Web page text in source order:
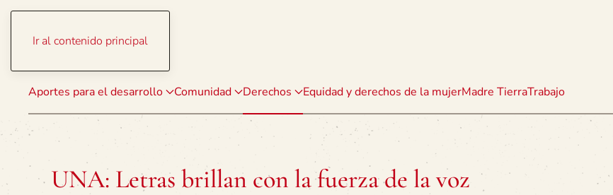
Ir al contenido principal
Aportes para el desarrollo Comunidad Derechos Equidad y derechos de la mujerMadre TierraTrabajo
UNA: Letras brillan con la fuerza de la voz